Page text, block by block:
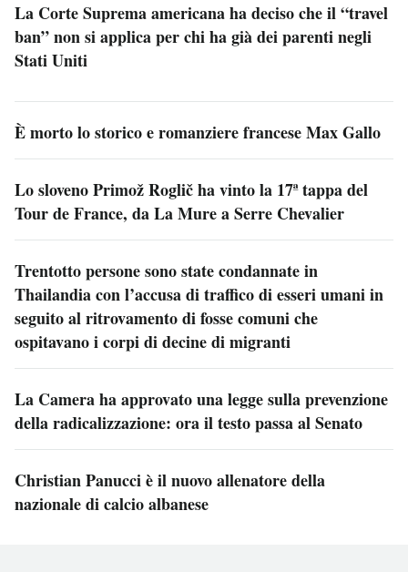
La Corte Suprema americana ha deciso che il “travel
ban” non si applica per chi ha già dei parenti negli
Stati Uniti
È morto lo storico e romanziere francese Max Gallo
Lo sloveno Primož Roglič ha vinto la 17ª tappa del
Tour de France, da La Mure a Serre Chevalier
Trentotto persone sono state condannate in
Thailandia con l’accusa di traffico di esseri umani in
seguito al ritrovamento di fosse comuni che
ospitavano i corpi di decine di migranti
La Camera ha approvato una legge sulla prevenzione
della radicalizzazione: ora il testo passa al Senato
Christian Panucci è il nuovo allenatore della
nazionale di calcio albanese